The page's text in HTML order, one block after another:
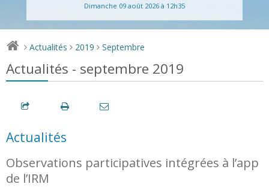
Dimanche 09 août 2026 à 12h35
> Actualités > 2019 > Septembre
Actualités - septembre 2019
Actualités
Observations participatives intégrées à l’app
de l’IRM